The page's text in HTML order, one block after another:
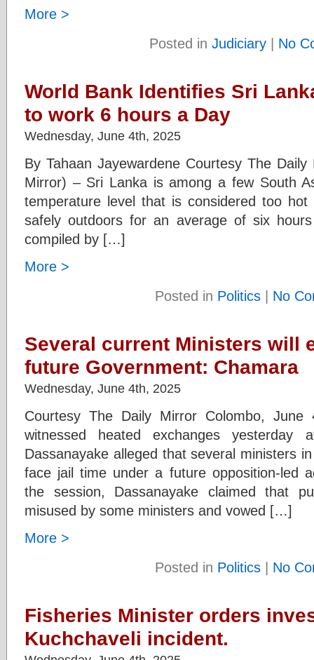
More >
Posted in Judiciary | No
World Bank Identifies Sri
to work 6 hours a Day
Wednesday, June 4th, 2025
By Tahaan Jayewardene Courtesy The
Mirror) – Sri Lanka is among a few South
temperature level that is considered too
safely outdoors for an average of six
compiled by […]
More >
Posted in Politics | No
Several current Ministers will
future Government: Chamara
Wednesday, June 4th, 2025
Courtesy The Daily Mirror Colombo,
witnessed heated exchanges yesterday
Dassanayake alleged that several ministers
face jail time under a future opposition-led
the session, Dassanayake claimed that
misused by some ministers and vowed […]
More >
Posted in Politics | No
Fisheries Minister orders
Kuchchaveli incident.